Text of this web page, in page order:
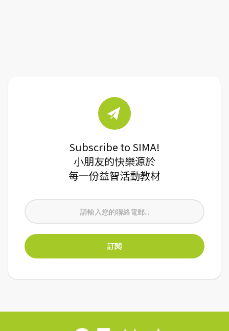
Subscribe to SIMA!
小朋友的快樂源於
每一份益智活動教材